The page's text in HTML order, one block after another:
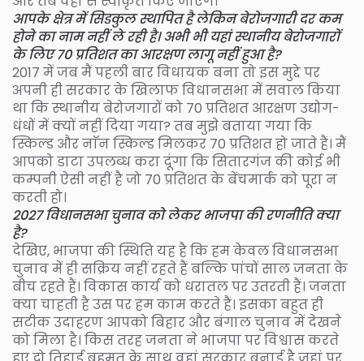
आपके क्षेत्र में सिडकुल स्थापित है लेकिन बेरोजगारी दर कम
होने का नाम नहीं ले रही है। अभी भी यहां स्थानीय बेरोजगारों
के लिए 70 प्रतिशत का आरक्षण लागू नहीं हुआ है?
2017 में जब मैं पहली बार विधायक बना तो इस मुद्दे पर
अपनी ही सरकार के खिलाफ विधानसभा में सवाल किया
था कि स्थानीय बेरोजगारों को 70 प्रतिशत आरक्षण उद्योग-
धंधों में क्यों नहीं दिया गया? तब मुझे बताया गया कि
स्किल्ड और नाॅन स्किल्ड मिलकर 70 प्रतिशत हो जाते हैं। मैं
आपको डाटा उपलब्ध करा दूंगा कि सितारगंज की कोई भी
कम्पनी ऐसी नहीं है जो 70 प्रतिशत के बेंचमार्क को पूरा न
करती हो।
2027 विधानसभा चुनाव को लेकर भाजपा की रणनीति क्या
है?
देखिए, भाजपा की स्थिति यह है कि हम केवल विधानसभा
चुनाव में ही सक्रिय नहीं रहते हैं बल्कि पांचों साल जनता के
बीच रहते हैं। विकास कार्य को धरातल पर उतरती हैं। जनता
क्या चाहती है उस पर हम काम करते हैं। इसका बहुत ही
सटीक उदाहरण आपको बिहार और बंगाल चुनाव में देखने
को मिला है। किस तरह जनता ने भाजपा पर विश्वास करते